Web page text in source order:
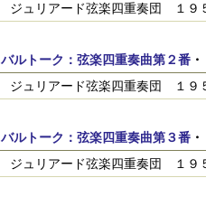
ジュリアード弦楽四重奏団 １９
バルトーク：弦楽四重奏曲第２番・
ジュリアード弦楽四重奏団 １９
バルトーク：弦楽四重奏曲第３番・
ジュリアード弦楽四重奏団 １９